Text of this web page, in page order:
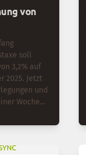
von
soll
3,2% auf
2025. Jetzt
und
%% dann